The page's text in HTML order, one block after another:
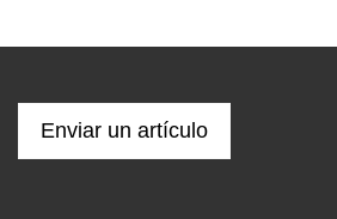
Enviar un artículo